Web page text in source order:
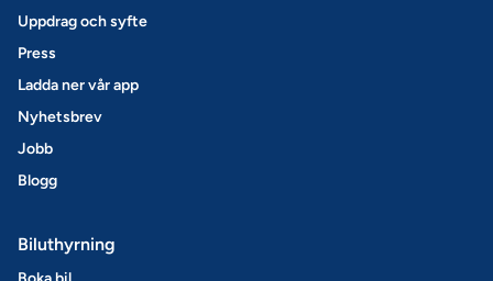
Uppdrag och syfte
Press
Ladda ner vår app
Nyhetsbrev
Jobb
Blogg
Biluthyrning